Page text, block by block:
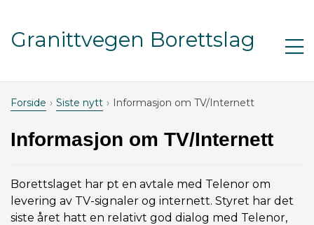
Granittvegen Borettslag
Forside Siste nytt Informasjon om TV/Internett
Informasjon om TV/Internett
Borettslaget har pt en avtale med Telenor om
levering av TV-signaler og internett. Styret har det
siste året hatt en relativt god dialog med Telenor,